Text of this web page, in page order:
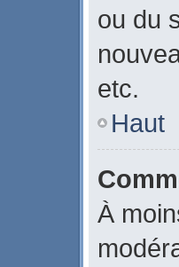
ou du
etc.
Haut
À